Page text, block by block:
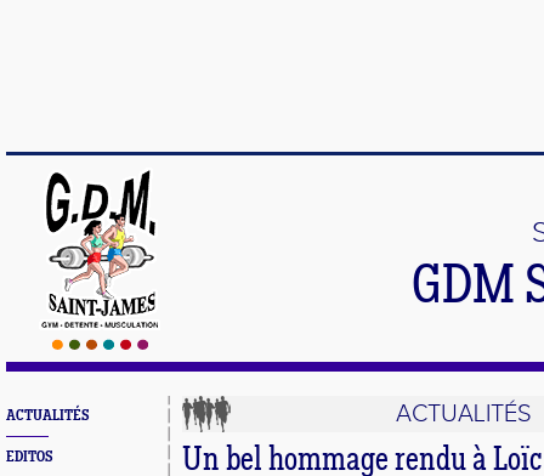
GDM
ACTUALITÉS
EDITOS
ACTUALITÉS
Un bel hommage rendu à